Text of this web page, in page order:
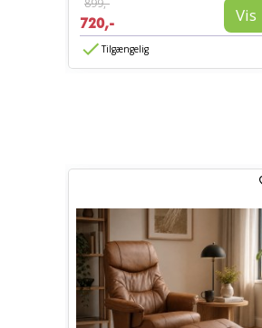
899,-
720,- Vis
Tilgængelig